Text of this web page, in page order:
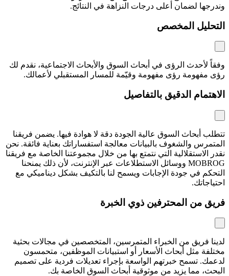
وندرجها لضمان أعلى درجات النزاهة في النتائج.
التحليل المخصص
وفقاً لأحدث الرؤى في أبحاث السوق والأبحاث الاجتماعية، نقدم لك
رؤى مفهومة رؤى مفهومة وقيّمة للمسار المستقبلي لأعمالك.
الاهتمام الدقيق بالتفاصيل
تتطلب أبحاث السوق عالية الجودة دقة لا هوادة فيها. يضمن فريقنا
المتمرس والشغوف بالبيانات معالجة استفساراتك بعناية فائقة. نحن
نقدر الاستقلالية التي نتمتع بها من خلال مجموعتنا الخاصة مع فريقنا
MOBROG ووسائل الاستطلاعات عبر الإنترنت، لأن ذلك يمنحنا
التحكم في جودة الإجابات ويسمح لنا بالتكيف بشكل ديناميكي مع
احتياجاتك.
فريق من المحترفين ذوي الخبرة
لدينا فريق من الخبراء المتمرسين، المتخصصين في مجالات بحثية
مختلفة مثل أبحاث الأسعار أو استبيانات الموظفين، متحمسون
لدعمك. تسمح خبرتهم الواسعة بإجراء تعديلات فردية على تصميم
البحث، مما يزيد من موثوقية أبحاث السوق الخاصة بك.